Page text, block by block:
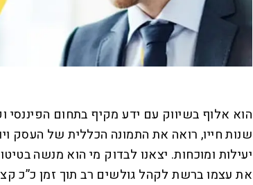
הוא אלוף בשיווק עם ידע מקיף בתחום
שנות חייו, רואה את התמונה הכללית של העסק
יעילות ומוכחות. יצאנו לבדוק מי הוא מנשה
את עצמו ברשת לקהל גולשים רב תוך זמן כ”כ